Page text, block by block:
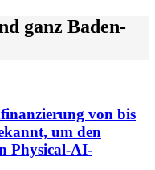
ganz Baden-
von bis
um den
Physical-AI-